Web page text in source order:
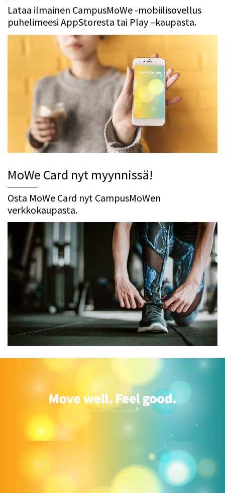
Lataa ilmainen CampusMoWe -mobiilisovellus
puhelimeesi AppStoresta tai Play –kaupasta.
MoWe Card nyt myynnissä!
Osta MoWe Card nyt CampusMoWen
verkkokaupasta.